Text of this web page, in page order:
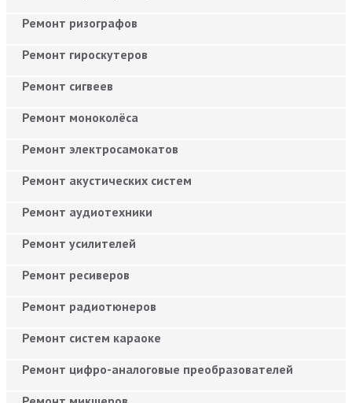
Ремонт ризографов
Ремонт гироскутеров
Ремонт сигвеев
Ремонт моноколёса
Ремонт электросамокатов
Ремонт акустических систем
Ремонт аудиотехники
Ремонт усилителей
Ремонт ресиверов
Ремонт радиотюнеров
Ремонт систем караоке
Ремонт цифро-аналоговые преобразователей